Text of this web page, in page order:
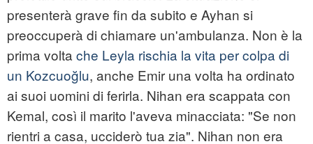
presenterà grave fin da subito e Ayhan si
preoccuperà di chiamare un'ambulanza. Non è la
prima volta che Leyla rischia la vita per colpa di
un Kozcuoğlu, anche Emir una volta ha ordinato
ai suoi uomini di ferirla. Nihan era scappata con
Kemal, così il marito l'aveva minacciata: "Se non
rientri a casa, ucciderò tua zia". Nihan non era